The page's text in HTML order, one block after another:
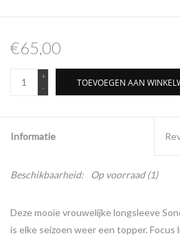
€65,00
+
-
TOEVOEGEN AAN
Informatie
Beschikbaarheid: Op voorraad(1)
Deze mooie vrouwelijke longsleeve
is elke seizoen weer een topper.